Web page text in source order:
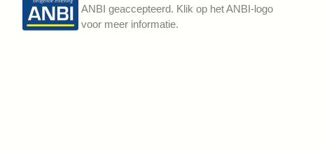
ANBI geaccepteerd. Klik op het ANBI-logo
voor meer informatie.